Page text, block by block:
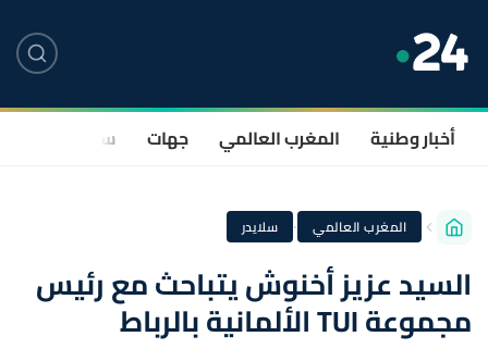
أخبار وطنية المغرب العالمي جهات سياسة
المغرب العالمي · سلايدر
السيد عزيز أخنوش يتباحث مع رئيس
مجموعة TUI الألمانية بالرباط